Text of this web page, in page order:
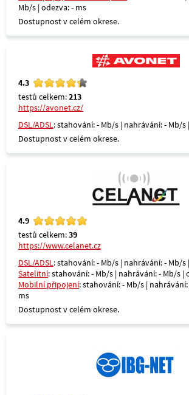
Mb/s | odezva: - ms
Dostupnost v celém okrese.
4.3
testů celkem:213
https://avonet.cz/
DSL/ADSL: stahování: - Mb/s | nahrávání: - Mb/s
Dostupnost v celém okrese.
4.9
testů celkem:39
https://www.celanet.cz
DSL/ADSL: stahování: - Mb/s | nahrávání: - Mb/s
Satelitní: stahování: - Mb/s | nahrávání: - Mb/s |
Mobilní připojení: stahování: - Mb/s |
ms
Dostupnost v celém okrese.